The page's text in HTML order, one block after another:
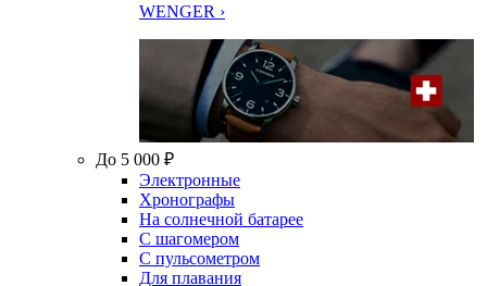
WENGER ›
До 5 000 ₽
Электронные
Хронографы
На солнечной батарее
С шагомером
С пульсометром
Для плавания